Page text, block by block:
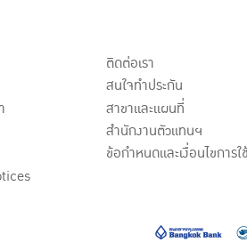
ติดต่อเรา
สนใจทำประกัน
สาขาและแผนที่
สำนักงานตัวแทนฯ
ข้อกำหนดและเงื่อนไขการ